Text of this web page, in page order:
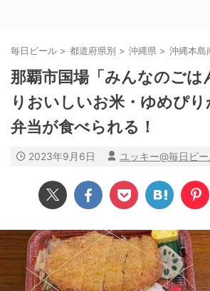
毎日ビール > 都道府県別 > 沖縄県 > 沖縄本島
那覇市国場「みんなのごは
りおいしいお米・ゆめぴ
弁当が食べられる！
2023年9月6日 ユッキー@毎日ビ